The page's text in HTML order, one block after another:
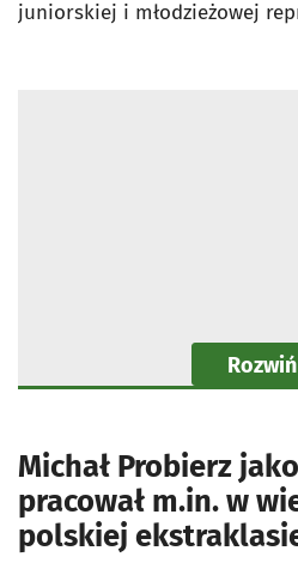
juniorskiej i młodzieżowej
Rozwiń
Michał Probierz
pracował m.in. w
polskiej